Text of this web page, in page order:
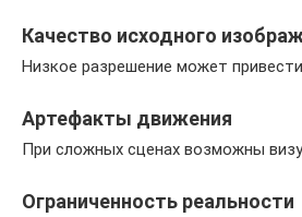
Качество исходного
Низкое разрешение может
Артефакты движения
При сложных сценах возможны
Ограниченность реальности